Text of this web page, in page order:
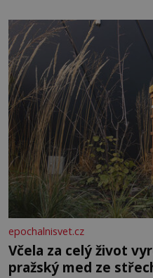
dál častěji volá o pomoc,
epochalnisvet.cz
Včela za celý život
pražský med ze